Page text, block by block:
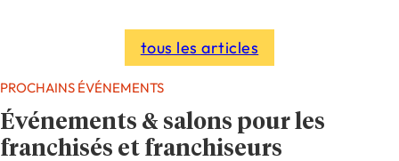
tous les articles
PROCHAINS ÉVÉNEMENTS
Événements & salons pour les
franchisés et franchiseurs